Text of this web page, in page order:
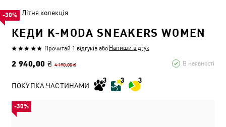
Літня колекція
КЕДИ K-MODA SNEAKERS WOMEN
Прочитай 1 відгуків або Напиши відгук
2 940,00 ₴ 4 190,00 ₴ В наявності
-30%
ПОКУПКА ЧАСТИНАМИ
-30%